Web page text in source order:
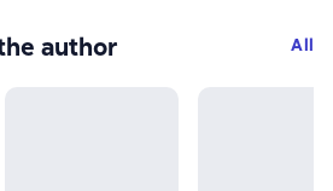
author All